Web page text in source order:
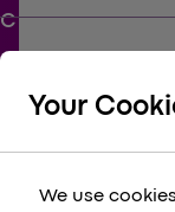
Your
We use